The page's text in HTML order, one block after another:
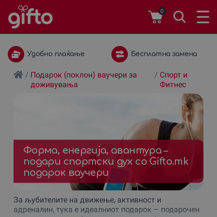
0
Бесплатна замена 1 година важност
/ Подарок (поклон) ваучери за
доживувања
/ Спорт и
Фитнес
Форма, енергија, авантура –
подари спортски дух со Gifto.mk
подарок ваучери
За љубителите на движење, активност и
адреналин, тука е идеалниот подарок – подарочен